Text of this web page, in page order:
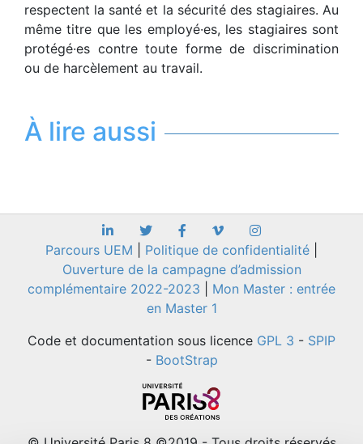
respectent la santé et la sécurité des stagiaires. Au
même titre que les employé·es, les stagiaires sont
protégé·es contre toute forme de discrimination
ou de harcèlement au travail.
À lire aussi
Parcours UEM Politique de confidentialité
Ouverture de la campagne d’admission
complémentaire 2022-2023
Mon Master : entrée
en Master 1
Code et documentation sous licence GPL 3 - SPIP
- BootStrap